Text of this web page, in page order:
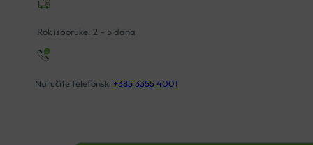
A30
količina
Rok isporuke: 2 – 5 dana
Naručite telefonski +385 3355 4001